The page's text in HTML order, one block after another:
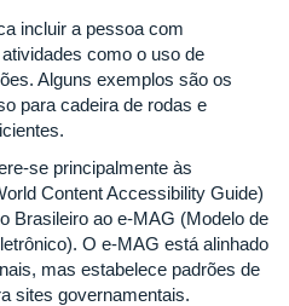
incluir a pessoa com
como o uso de
Alguns exemplos são os
para cadeira de rodas e
se principalmente às
Content Accessibility Guide)
Brasileiro ao e-MAG (Modelo de
O e-MAG está alinhado
mas estabelece padrões de
sites governamentais.